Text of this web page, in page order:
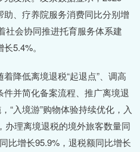
、疗养院服务消费同比分别增
社会协同推进托育服务体系建
5.4%。
降低离境退税“起退点”、调高
并简化备案流程、推广离境退
“入境游”购物体验持续优化，入
办理离境退税的境外旅客数量同
比增长95.9%，退税额同比增长